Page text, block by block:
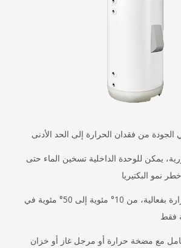
الحرارة إلى الحد الأدنى
الداخلية تسخين الماء حتى
زيادة درجة الحرارة بفعالية، من 10° مئوية إلى 50° مئوية في
أو مرجل غاز أو خزان